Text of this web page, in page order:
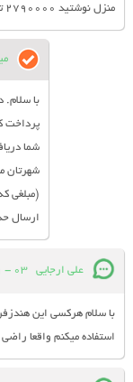
منزل نوشتید ۲۷۹۰۰۰۰ تومان از ما کرفته شده ۳۶۴۰۰۰ تومان چرا؟؟؟؟؟؟
با سلام.
پرداخت
شما
شهرتان
ارسال حدود 25 الی 30 هزار
علی ارجایی 03 - 09 - 1401
استفاده میکنم واقعا